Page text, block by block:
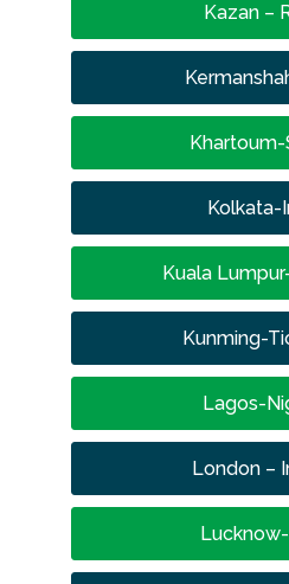
Kazan –
Kolkata-
Kuala
Kunming-
Lagos-
London –